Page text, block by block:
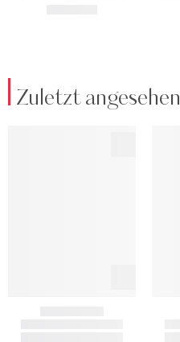
Zuletzt angesehen